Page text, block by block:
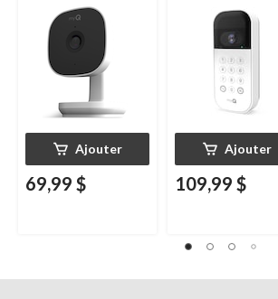
nocturne, résistante
aux intempéries
Ajouter
69,99 $
nocturne, résistant
aux intempéries,
Ajouter
109,99 $